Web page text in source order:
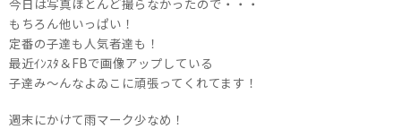
もちろん他いっぱい！
定番の子達も人気者達も！
最近ｲﾝｽﾀ＆FBで画像アップしている
子達み～んなよゐこに頑張ってくれてます！
週末にかけて雨マーク少なめ！